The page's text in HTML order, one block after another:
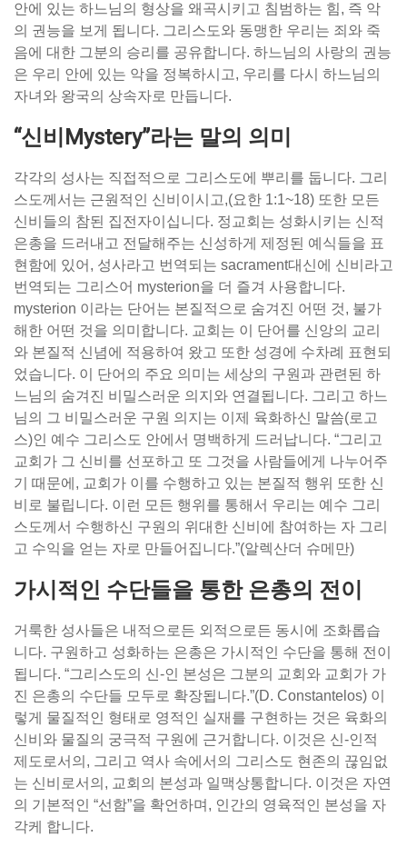
안에 있는 하느님의 형상을 왜곡시키고 침범하는 힘, 즉 악
의 권능을 보게 됩니다. 그리스도와 동맹한 우리는 죄와 죽
음에 대한 그분의 승리를 공유합니다. 하느님의 사랑의 권능
은 우리 안에 있는 악을 정복하시고, 우리를 다시 하느님의
자녀와 왕국의 상속자로 만듭니다.
“신비Mystery”라는 말의 의미
각각의 성사는 직접적으로 그리스도에 뿌리를 둡니다. 그리
스도께서는 근원적인 신비이시고,(요한 1:1~18) 또한 모든
신비들의 참된 집전자이십니다. 정교회는 성화시키는 신적
은총을 드러내고 전달해주는 신성하게 제정된 예식들을 표
현함에 있어, 성사라고 번역되는 sacrament대신에 신비라고
번역되는 그리스어 mysterion을 더 즐겨 사용합니다.
mysterion 이라는 단어는 본질적으로 숨겨진 어떤 것, 불가
해한 어떤 것을 의미합니다. 교회는 이 단어를 신앙의 교리
와 본질적 신념에 적용하여 왔고 또한 성경에 수차례 표현되
었습니다. 이 단어의 주요 의미는 세상의 구원과 관련된 하
느님의 숨겨진 비밀스러운 의지와 연결됩니다. 그리고 하느
님의 그 비밀스러운 구원 의지는 이제 육화하신 말씀(로고
스)인 예수 그리스도 안에서 명백하게 드러납니다. “그리고
교회가 그 신비를 선포하고 또 그것을 사람들에게 나누어주
기 때문에, 교회가 이를 수행하고 있는 본질적 행위 또한 신
비로 불립니다. 이런 모든 행위를 통해서 우리는 예수 그리
스도께서 수행하신 구원의 위대한 신비에 참여하는 자 그리
고 수익을 얻는 자로 만들어집니다.”(알렉산더 슈메만)
가시적인 수단들을 통한 은총의 전이
거룩한 성사들은 내적으로든 외적으로든 동시에 조화롭습
니다. 구원하고 성화하는 은총은 가시적인 수단을 통해 전이
됩니다. “그리스도의 신-인 본성은 그분의 교회와 교회가 가
진 은총의 수단들 모두로 확장됩니다.”(D. Constantelos) 이
렇게 물질적인 형태로 영적인 실재를 구현하는 것은 육화의
신비와 물질의 궁극적 구원에 근거합니다. 이것은 신-인적
제도로서의, 그리고 역사 속에서의 그리스도 현존의 끊임없
는 신비로서의, 교회의 본성과 일맥상통합니다. 이것은 자연
의 기본적인 “선함”을 확언하며, 인간의 영육적인 본성을 자
각케 합니다.